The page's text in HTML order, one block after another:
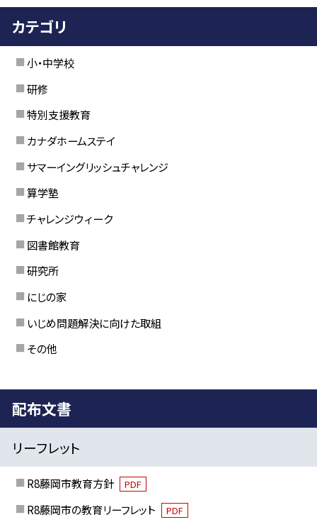
カテゴリ
小・中学校
研修
特別支援教育
カナダホームステイ
サマーイングリッシュチャレンジ
算学塾
チャレンジウィーク
図書館教育
研究所
にじの家
いじめ問題解決に向けた取組
その他
配布文書
リーフレット
R8藤岡市教育方針 PDF
R8藤岡市の教育リーフレット PDF